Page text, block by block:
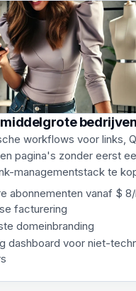
middelgrote bedrijven
workflows voor links,
pagina's zonder eerst
managementstack te
abonnementen vanaf $
facturering
domeinbranding
dashboard voor niet-